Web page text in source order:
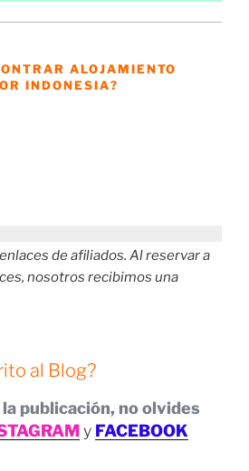
ALOJAMIENTO
INDONESIA?
de afiliados. Al reservar a
nosotros recibimos una
al Blog?
publicación, no olvides
y FACEBOOK